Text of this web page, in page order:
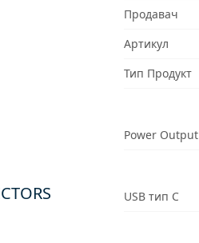
Продавач
Артикул
Тип Продукт
Power Output
USB тип C